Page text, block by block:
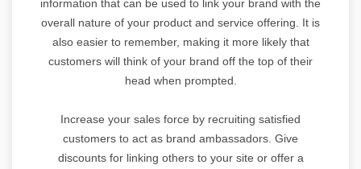
information that can be used to link your brand with the
overall nature of your product and service offering. It is
also easier to remember, making it more likely that
customers will think of your brand off the top of their
head when prompted.
Increase your sales force by recruiting satisfied
customers to act as brand ambassadors. Give
discounts for linking others to your site or offer a